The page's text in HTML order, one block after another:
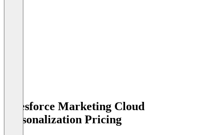
Salesforce Marketing Cloud
Personalization Pricing